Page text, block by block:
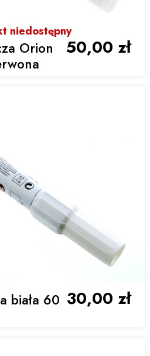
niedostępny
Orion
50,00 zł
biała 60 30,00 zł